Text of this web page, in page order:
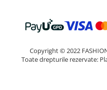
Copyright © 2022
Toate drepturile rezervate: